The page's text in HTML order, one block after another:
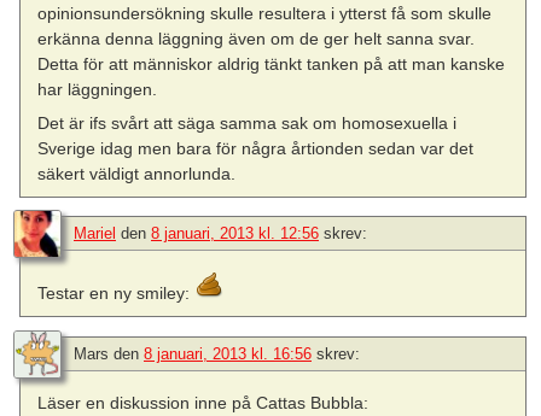
opinionsundersökning skulle resultera i ytterst få som skulle
erkänna denna läggning även om de ger helt sanna svar.
Detta för att människor aldrig tänkt tanken på att man kanske
har läggningen.
Det är ifs svårt att säga samma sak om homosexuella i
Sverige idag men bara för några årtionden sedan var det
säkert väldigt annorlunda.
Mariel den 8 januari, 2013 kl. 12:56 skrev:
Testar en ny smiley:
Mars den 8 januari, 2013 kl. 16:56 skrev:
Läser en diskussion inne på Cattas Bubbla: